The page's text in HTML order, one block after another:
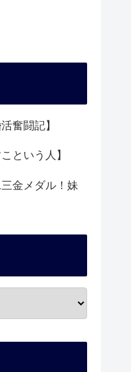
奮闘記】
という人】
三金メダル！妹